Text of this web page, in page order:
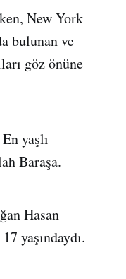
New York
bulunan ve
göz önüne
yaşlı
Baraşa.
Hasan
yaşındaydı.